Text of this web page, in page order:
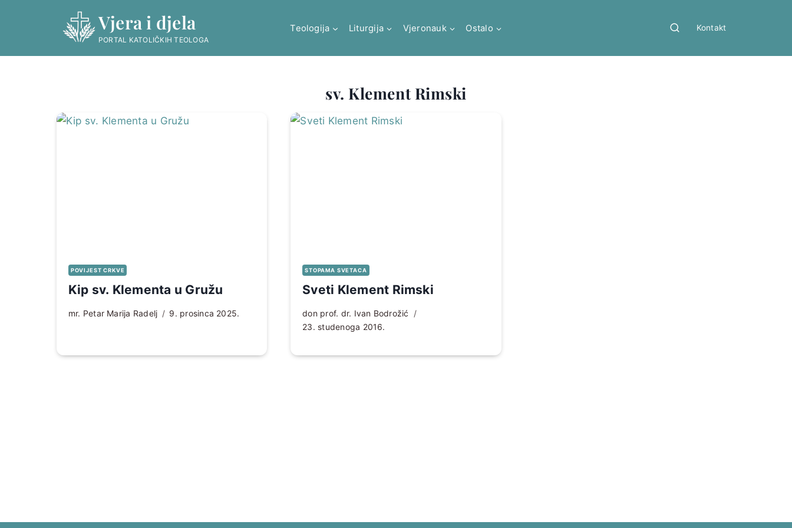
Vjera i djela
PORTAL KATOLIČKIH TEOLOGA
Teologija Liturgija Vjeronauk Ostalo Kontakt
sv. Klement Rimski
POVIJEST CRKVE
Kip sv. Klementa u Gružu
mr. Petar Marija Radelj 9. prosinca 2025.
STOPAMA SVETACA
Sveti Klement Rimski
don prof. dr. Ivan Bodrožić
23. studenoga 2016.